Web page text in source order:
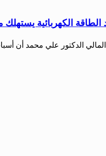
الكهربائية يستهلك
المالي الدكتور علي محمد أن